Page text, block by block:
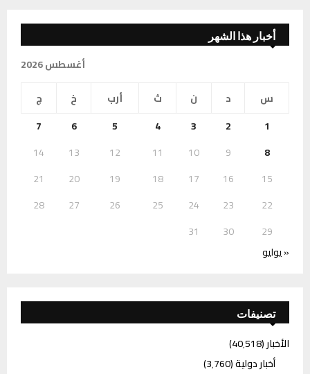
أخبار هذا الشهر
أغسطس 2026
س
د ن ث أرب خ
ج
1
2
3
4
5
6
7
8
9
10
11
12
13
14
15
16
17
18
19
20
21
22
23
24
25
26
27
28
29
30
31
« يوليو
تصنيفات
الأخبار(40٬518)
أخبار دولية(3٬760)